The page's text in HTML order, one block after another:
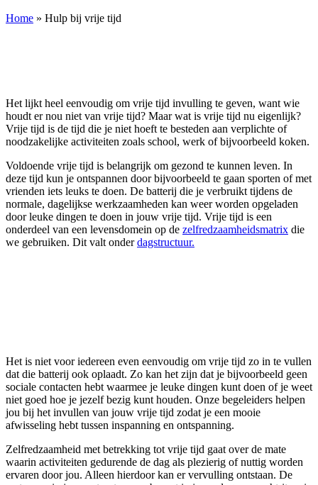
Home » Hulp bij vrije tijd
Het lijkt heel eenvoudig om vrije tijd invulling te geven, want wie
houdt er nou niet van vrije tijd? Maar wat is vrije tijd nu eigenlijk?
Vrije tijd is de tijd die je niet hoeft te besteden aan verplichte of
noodzakelijke activiteiten zoals school, werk of bijvoorbeeld koken.
Voldoende vrije tijd is belangrijk om gezond te kunnen leven. In
deze tijd kun je ontspannen door bijvoorbeeld te gaan sporten of met
vrienden iets leuks te doen. De batterij die je verbruikt tijdens de
normale, dagelijkse werkzaamheden kan weer worden opgeladen
door leuke dingen te doen in jouw vrije tijd. Vrije tijd is een
onderdeel van een levensdomein op de zelfredzaamheidsmatrix die
we gebruiken. Dit valt onderdagstructuur.
Het is niet voor iedereen even eenvoudig om vrije tijd zo in te vullen
dat die batterij ook oplaadt. Zo kan het zijn dat je bijvoorbeeld geen
sociale contacten hebt waarmee je leuke dingen kunt doen of je weet
niet goed hoe je jezelf bezig kunt houden. Onze begeleiders helpen
jou bij het invullen van jouw vrije tijd zodat je een mooie
afwisseling hebt tussen inspanning en ontspanning.
Zelfredzaamheid met betrekking tot vrije tijd gaat over de mate
waarin activiteiten gedurende de dag als plezierig of nuttig worden
ervaren door jou. Alleen hierdoor kan er vervulling ontstaan. De